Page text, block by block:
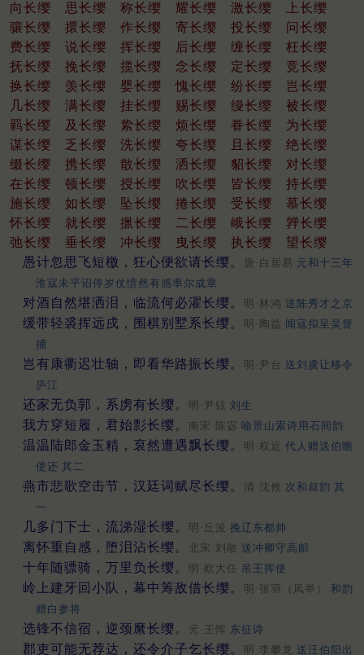
向长缨
思长缨 称长缨 耀长缨 激长缨
上长缨
骧长缨
擐长缨 作长缨 寄长缨 投长缨
问长缨
费长缨
说长缨 挥长缨 后长缨 缠长缨
枉长缨
抚长缨
挽长缨 揽长缨 念长缨 定长缨
竞长缨
换长缨
羡长缨 婴长缨 愧长缨 纷长缨
岂长缨
几长缨
满长缨 挂长缨 赐长缨 缦长缨
被长缨
羁长缨
及长缨 絷长缨 烦长缨 眷长缨
为长缨
谋长缨
乏长缨 洗长缨 夸长缨 且长缨
绝长缨
缀长缨
携长缨 散长缨 洒长缨 貂长缨
对长缨
在长缨
顿长缨 授长缨 吹长缨 皆长缨
持长缨
施长缨
如长缨 坠长缨 捲长缨 受长缨
慕长缨
怀长缨
就长缨 擸长缨 二长缨 峨长缨
亸长缨
弛长缨
垂长缨 冲长缨 曳长缨 执长缨
望长缨
愚计忽思飞短檄，狂心便欲请长缨。
唐·白居易 元和十三年
淮寇未平诏停岁仗愤然有感率尔成章
对酒自然堪洒泪，临流何必濯长缨。 明·林鸿 送陈秀才之京
缓带轻裘挥远戍，围棋别墅系长缨。 明·陶益 闻寇拟呈吴督
捕
岂有康衢迟壮轴，即看华路振长缨。 明·尹台 送刘虞让移令
庐江
还家无负郭，系虏有长缨。 明·尹铉 刘生
我方穿短履，君始彯长缨。 南宋·陈宓 喻景山索诗用石间韵
温温陆郎金玉精，裒然遭遇飘长缨。 明·权近 代人赠送伯瞻
使还 其二
燕市悲歌空击节，汉廷词赋尽长缨。 清·沈攸 次和叔韵 其
一
几多门下士，流涕湿长缨。 明·丘浚 挽辽东都帅
离怀重自感，堕泪沾长缨。 北宋·刘敞 送冲卿守高邮
十年随骠骑，万里负长缨。 明·欧大任 吊王挥使
岭上建牙回小队，幕中筹敌借长缨。 明·张羽（凤举） 和韵
赠白参将
选锋不信宿，逆颈縻长缨。 元·王恽 东征诗
郡吏可能无荐达，还令介子乞长缨。 明·李攀龙 送汪伯阳出